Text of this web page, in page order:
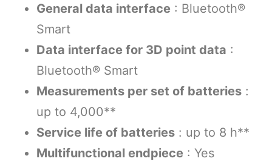
General data interface : Bluetooth®
Smart
Data interface for 3D point data :
Bluetooth® Smart
Measurements per set of batteries :
up to 4,000**
Service life of batteries : up to 8 h**
Multifunctional endpiece : Yes